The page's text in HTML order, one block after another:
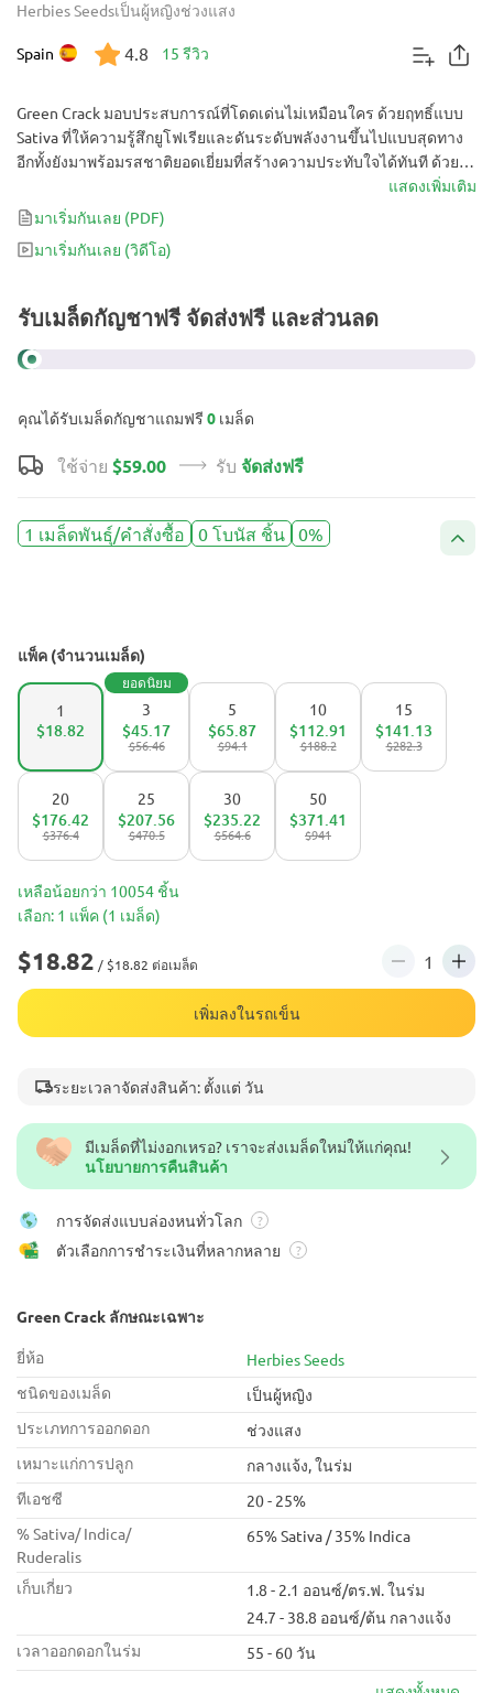
Herbies Seedsเป็นผู้หญิงช่วงแสง
Spain 4.8 15 รีวิว
มีเมล็ดที่ไม่งอกเหรอ? เราจะส่งเมล็ดใหม่ให้แก่คุณ!
นโยบายการคืนสินค้า
การจัดส่งแบบล่องหนทั่วโลก ?
ตัวเลือกการชำระเงินที่หลากหลาย ?
Green Crack ลักษณะเฉพาะ
ยี่ห้อ
Herbies Seeds
ชนิดของเมล็ด
เป็นผู้หญิง
ประเภทการออกดอก
ช่วงแสง
เหมาะแก่การปลูก
กลางแจ้ง, ในร่ม
ทีเอชซี
20 - 25%
% Sativa/ Indica/
Ruderalis
65% Sativa / 35% Indica
เก็บเกี่ยว
1.8 - 2.1 ออนซ์/ตร.ฟ. ในร่ม
24.7 - 38.8 ออนซ์/ต้น กลางแจ้ง
เวลาออกดอกในร่ม
55 - 60 วัน
Green Crack มอบประสบการณ์ที่โดดเด่นไม่เหมือนใคร ด้วยฤทธิ์แบบ
Sativa ที่ให้ความรู้สึกยูโฟเรียและดันระดับพลังงานขึ้นไปแบบสุดทาง
อีกทั้งยังมาพร้อมรสชาติยอดเยี่ยมที่สร้างความประทับใจได้ทันที ด้วย
THC สูงสุดถึง 25% แค่สูบควันกลิ่นซิตรัสเพียงหนึ่งคำ ก็เข้าใจได้ไม่ยาก
ว่าทำไม Green Crack ถึงคุ้มค่ากับการปลูก
แสดงเพิ่มเติม
มาเริ่มกันเลย (PDF)
มาเริ่มกันเลย (วิดีโอ)
รับเมล็ดกัญชาฟรี จัดส่งฟรี และส่วนลด
คุณได้รับเมล็ดกัญชาแถมฟรี 0 เมล็ด
ใช้จ่าย $59.00 รับ จัดส่งฟรี
1 เมล็ดพันธุ์/คำสั่งซื้อ 0 โบนัส ชิ้น 0%
แพ็ค (จำนวนเมล็ด)
1
$18.82
3
ยอดนิยม
$56.46
$45.17
5
$94.1
$65.87
10
$188.2
$112.91
15
$282.3
$141.13
20
$376.4
$176.42
25
$470.5
$207.56
30
$564.6
$235.22
50
$941
$371.41
เหลือน้อยกว่า 10054 ชิ้น
เลือก: 1 แพ็ค (1 เมล็ด)
$18.82 / $18.82 ต่อเมล็ด
เพิ่มลงในรถเข็น
ระยะเวลาจัดส่งสินค้า: ตั้งแต่ วัน